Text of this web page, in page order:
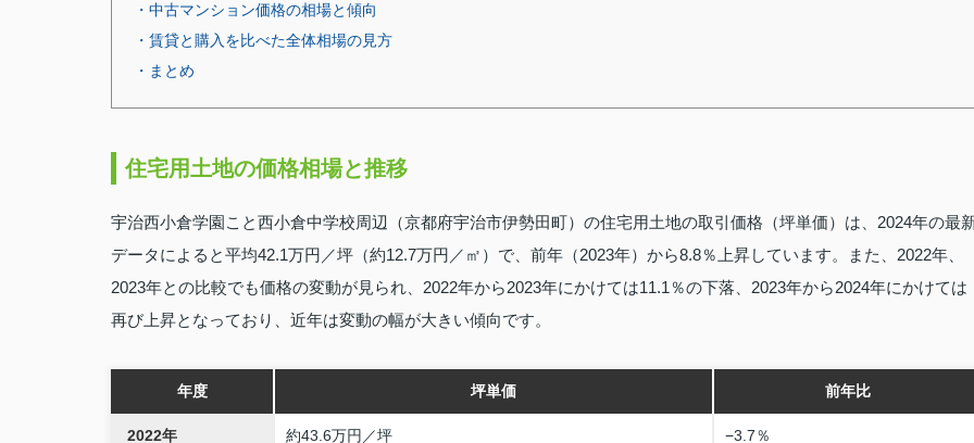
・中古マンション価格の相場と傾向
・賃貸と購入を比べた全体相場の見方
・まとめ
住宅用土地の価格相場と推移
宇治西小倉学園こと西小倉中学校周辺（京都府宇治市伊勢田町）の住宅用土地の取引価格（坪単価）は、2024年の最
データによると平均42.1万円／坪（約12.7万円／㎡）で、前年（2023年）から8.8％上昇しています。また、2022年、
2023年との比較でも価格の変動が見られ、2022年から2023年にかけては11.1％の下落、2023年から2024年にかけては
再び上昇となっており、近年は変動の幅が大きい傾向です。
年度 坪単価 前年比
2022年 約43.6万円／坪 −3.7％